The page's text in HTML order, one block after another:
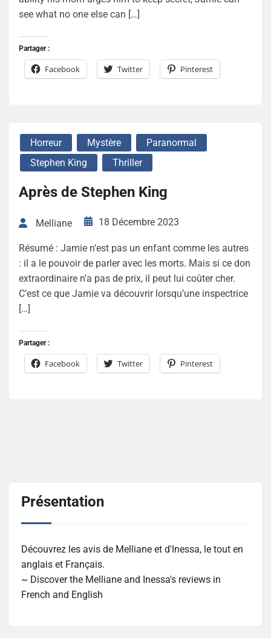
see what no one else can […]
Partager :
Facebook Twitter Pinterest
Horreur Mystère
Paranormal
Stephen King
Thriller
Après de Stephen King
Melliane 18 Décembre 2023
Résumé : Jamie n’est pas un enfant comme les autres
: il a le pouvoir de parler avec les morts. Mais si ce don
extraordinaire n’a pas de prix, il peut lui coûter cher.
C’est ce que Jamie va découvrir lorsqu’une inspectrice
[…]
Partager :
Facebook Twitter Pinterest
Présentation
Découvrez les avis de Melliane et d'Inessa, le tout en
anglais et Français.
~ Discover the Melliane and Inessa's reviews in
French and English